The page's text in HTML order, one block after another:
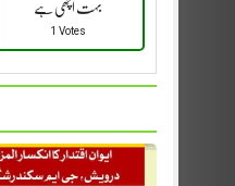
بہت اچھی ہے
1 Votes